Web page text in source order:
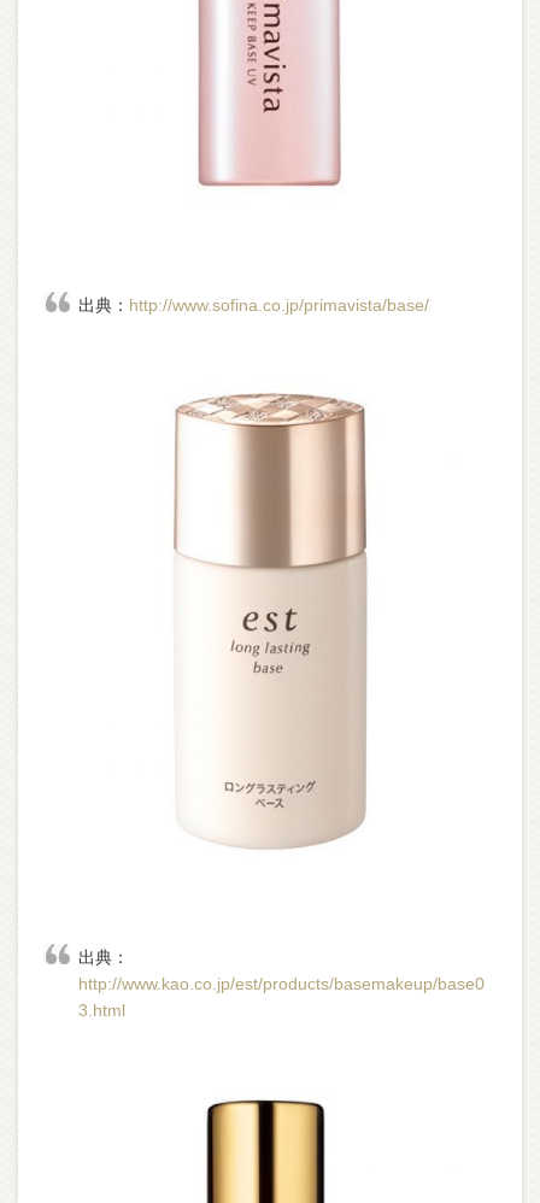
出典： http://www.sofina.co.jp/primavista/base/
出典：
http://www.kao.co.jp/est/products/basemakeup/base0
3.html